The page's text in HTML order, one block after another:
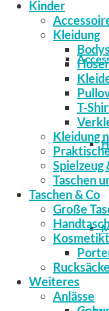
Kinder
Kleidung
T-
Kleidung
Spielzeug
Taschen
Taschen & Co
Große
Rucksäcke
Weiteres
Anlässe